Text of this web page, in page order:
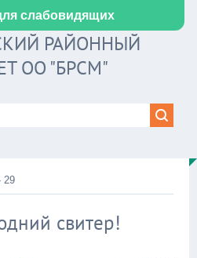
слабовидящих
РАЙОННЫЙ
ОО "БРСМ"
29
свитер!